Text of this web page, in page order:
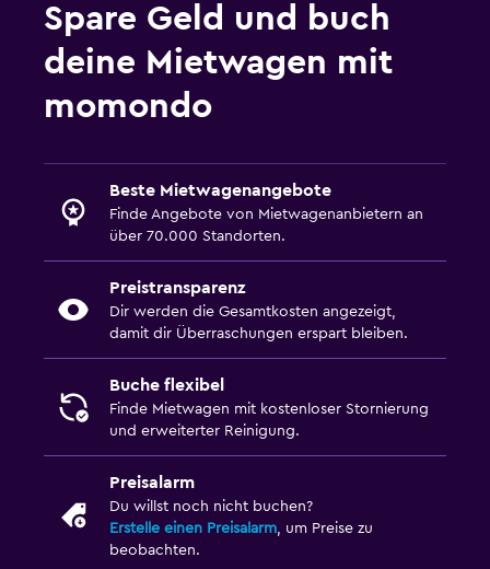
Spare Geld und buch
deine Mietwagen mit
momondo
Beste Mietwagenangebote
Finde Angebote von Mietwagenanbietern an
über 70.000 Standorten.
Preistransparenz
Dir werden die Gesamtkosten angezeigt,
damit dir Überraschungen erspart bleiben.
Buche flexibel
Finde Mietwagen mit kostenloser Stornierung
und erweiterter Reinigung.
Preisalarm
Du willst noch nicht buchen?
Erstelle einen Preisalarm, um Preise zu
beobachten.